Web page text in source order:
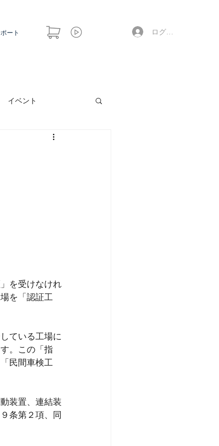
ート ログイン
イベント
を受けなけれ
を「認証工
ている工場に
。この「指
民間車検工
装置、連結装
条第２項、同